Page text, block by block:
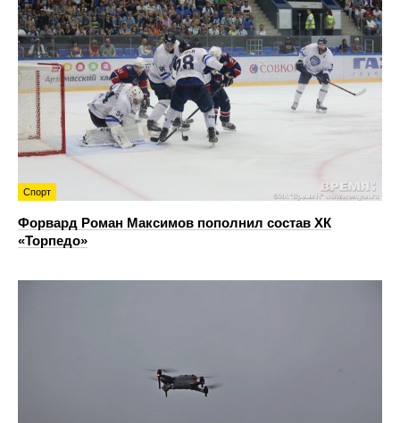
Спорт
Форвард Роман Максимов пополнил состав ХК
«Торпедо»